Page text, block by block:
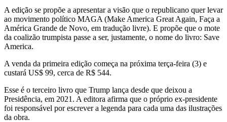
A edição se propõe a apresentar a visão que o republicano quer levar
ao movimento político MAGA (Make America Great Again, Faça a
América Grande de Novo, em tradução livre). E propõe que o mote
da coalizão trumpista passe a ser, justamente, o nome do livro: Save
America.
A venda da primeira edição começa na próxima terça-feira (3) e
custará US$ 99, cerca de R$ 544.
Esse é o terceiro livro que Trump lança desde que deixou a
Presidência, em 2021. A editora afirma que o próprio ex-presidente
foi responsável por escrever a legenda para cada uma das ilustrações
da obra.